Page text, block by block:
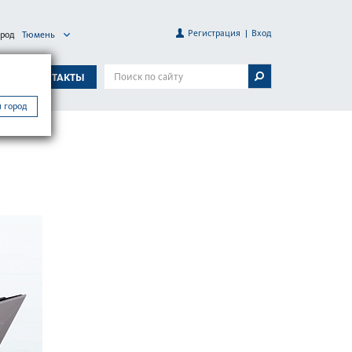
КОНТАКТЫ
город
Тюмень Регистрация Вход